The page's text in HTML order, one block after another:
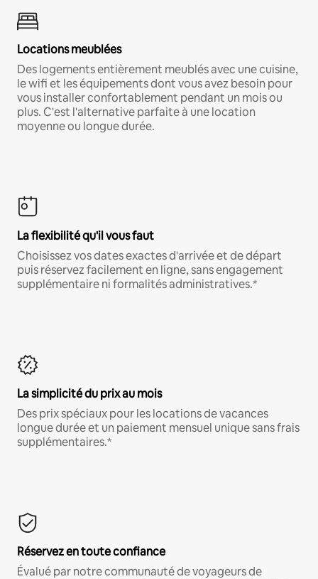
Locations meublées
Des logements entièrement meublés avec une cuisine,
le wifi et les équipements dont vous avez besoin pour
vous installer confortablement pendant un mois ou
plus. C'est l'alternative parfaite à une location
moyenne ou longue durée.
La flexibilité qu'il vous faut
Choisissez vos dates exactes d'arrivée et de départ
puis réservez facilement en ligne, sans engagement
supplémentaire ni formalités administratives.*
La simplicité du prix au mois
Des prix spéciaux pour les locations de vacances
longue durée et un paiement mensuel unique sans frais
supplémentaires.*
Réservez en toute confiance
Évalué par notre communauté de voyageurs de